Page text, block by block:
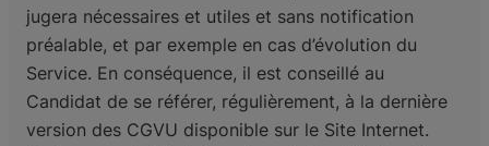
jugera nécessaires et utiles et sans notification
préalable, et par exemple en cas d’évolution du
Service. En conséquence, il est conseillé au
Candidat de se référer, régulièrement, à la dernière
version des CGVU disponible sur le Site Internet.